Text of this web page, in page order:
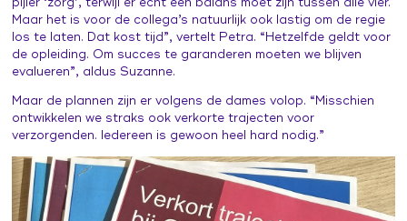
Maar het is voor de collega’s natuurlijk ook lastig om de regie
los te laten. Dat kost tijd”, vertelt Petra. “Hetzelfde geldt voor
de opleiding. Om succes te garanderen moeten we blijven
evalueren”, aldus Suzanne.
Maar de plannen zijn er volgens de dames volop. “Misschien
ontwikkelen we straks ook verkorte trajecten voor
verzorgenden. Iedereen is gewoon heel hard nodig.”